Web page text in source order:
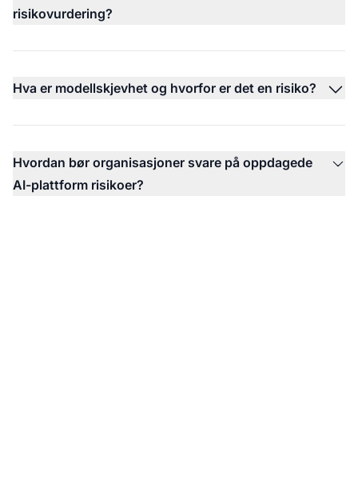
risikovurdering?
Hva er modellskjevhet og hvorfor er det en risiko?
Hvordan bør organisasjoner svare på oppdagede
AI-plattform risikoer?